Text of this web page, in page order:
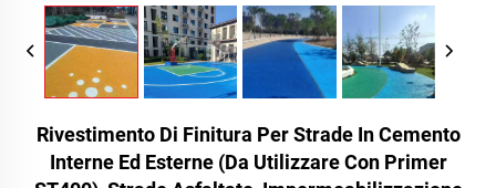
Rivestimento Di Finitura Per Strade In Cemento
Interne Ed Esterne (da Utilizzare Con Primer